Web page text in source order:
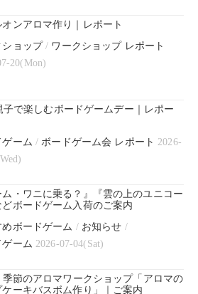
オンアロマ作り｜レポート
ショップ/ ワークショップ レポート
20(Mon)
子で楽しむボードゲームデー｜レポー
ーム / ボードゲーム会 レポート 2026-
ム・ワニに乗る？』『雲の上のユニコー
どボードゲーム入荷のご案内
めボードゲーム / お知らせ /
ーム 2026-07-04(Sat)
季節のアロマワークショップ「アロマの
ケーキバスボム作り」｜ご案内